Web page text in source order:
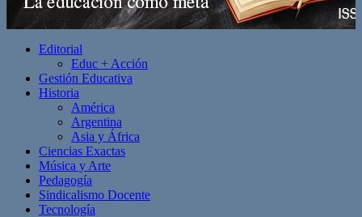
Editorial
Educ + Acción
Gestión Educativa
Historia
América
Argentina
Asia y África
Ciencias Exactas
Música y Arte
Pedagogía
Sindicalismo Docente
Tecnología